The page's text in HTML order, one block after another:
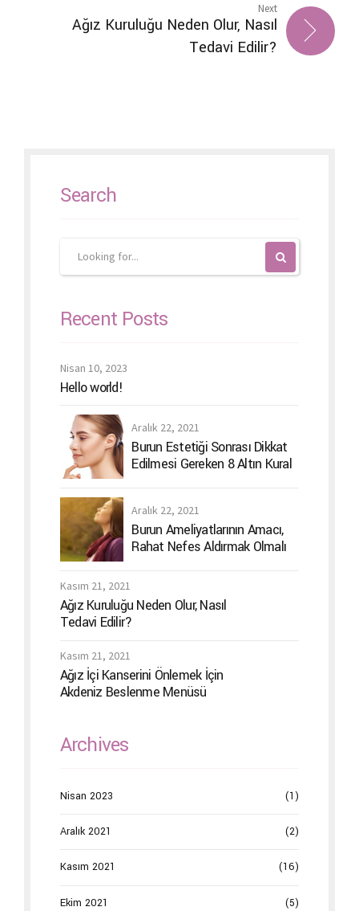
Next
Ağız Kuruluğu Neden Olur, Nasıl
Tedavi Edilir?
Search
Recent Posts
Nisan 10, 2023
Hello world!
Aralık 22, 2021
Burun Estetiği Sonrası Dikkat
Edilmesi Gereken 8 Altın Kural
Aralık 22, 2021
Burun Ameliyatlarının Amacı,
Rahat Nefes Aldırmak Olmalı
Kasım 21, 2021
Ağız Kuruluğu Neden Olur, Nasıl
Tedavi Edilir?
Kasım 21, 2021
Ağız İçi Kanserini Önlemek İçin
Akdeniz Beslenme Menüsü
Archives
Nisan 2023 (1)
Aralık 2021 (2)
Kasım 2021 (16)
Ekim 2021 (5)